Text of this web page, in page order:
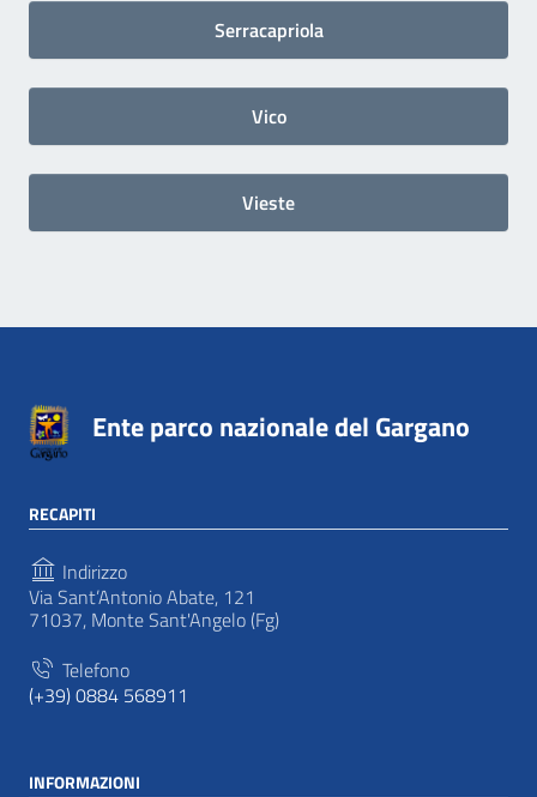
Serracapriola
Vico
Vieste
Ente parco nazionale del Gargano
RECAPITI
Indirizzo
Via Sant’Antonio Abate, 121
71037, Monte Sant'Angelo (Fg)
Telefono
(+39) 0884 568911
INFORMAZIONI